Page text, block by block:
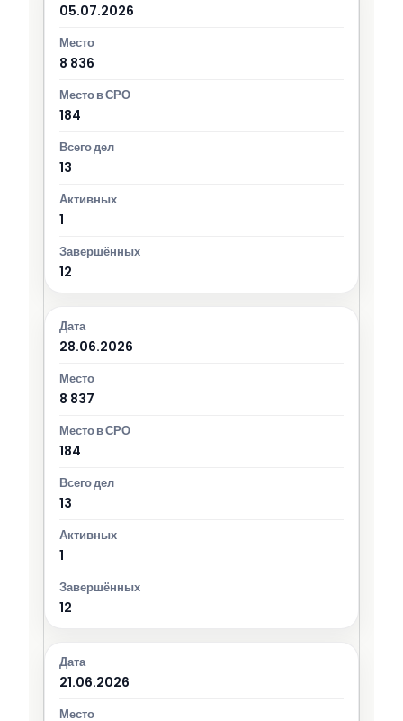
05.07.2026
8 836
184
13
1
12
28.06.2026
8 837
184
13
1
12
21.06.2026